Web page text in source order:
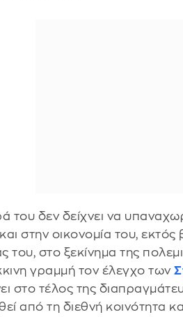
του δεν δείχνει να
στην οικονομία του,
του, στο ξεκίνημα της
γραμμή τον έλεγχο των
στο τέλος της
από τη διεθνή κοινότητα